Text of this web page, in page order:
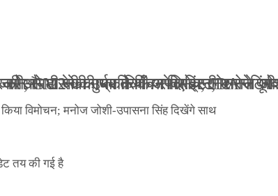
से मारने की धमकियाँ : सेलिब्रिटी
की कार्यकारिणी अपदस्थ, JDA ने
जारी, CM रेखा गुप्ता ने किया विमोचन; मनोज
और 22 की उम्र तक बन गए इंटरनेशनल
किया विमोचन; मनोज जोशी-उपासना सिंह दिखेंगे साथ
तय की गई है